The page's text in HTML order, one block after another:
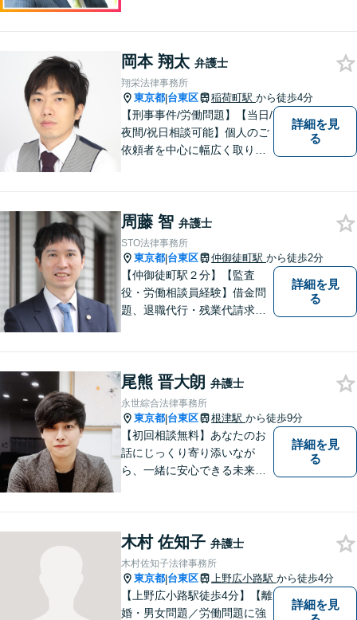
様に寄り添い、意志を尊重し
つつ、冷静的確なアドバイス
で納得できる解決を目指しま
す【夜間対応可】
岡本 翔太 弁護士
翔栄法律事務所
東京都|台東区 稲荷町駅 から徒歩4分
【刑事事件/労働問題】【当日/
夜間/祝日相談可能】個人のご
依頼者を中心に幅広く取り扱
詳細を見
る
周藤 智 弁護士
STO法律事務所
東京都|台東区 仲御徒町駅 から徒歩2分
【仲御徒町駅２分】【監査
役・労働相談員経験】借金問
題、退職代行・残業代請求、
トラブルでお困りの際はご相
談ください。それぞれに最適
な「オーダーメイドの解決
策」を！
詳細を見
る
尾熊 晋大朗 弁護士
永世綜合法律事務所
東京都|台東区 根津駅 から徒歩9分
【初回相談無料】あなたのお
話にじっくり寄り添いなが
ら、一緒に安心できる未来を
士」を目指しています。休日
や夜間相談も柔軟に対応【根
津駅9分】
詳細を見
る
木村 佐知子 弁護士
木村佐知子法律事務所
東京都|台東区 上野広小路駅 から徒歩4分
【上野広小路駅徒歩4分】【離
婚・男女問題／労働問題に強
詳細を見